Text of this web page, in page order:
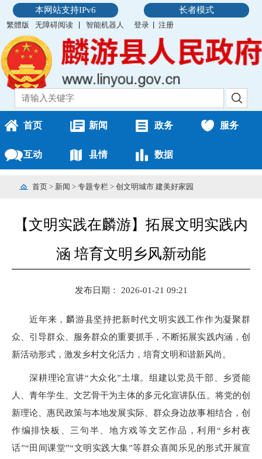
本网站支持IPv6 长者模式
繁體版 无障碍阅读 智能机器人 登录 注册
首页 新闻 政务 服务
互动 县情 数据
首页 > 新闻 > 专题专栏 > 创文明城市 建美好家园
【文明实践在麟游】拓展文明实践内
涵 培育文明乡风新动能
发布日期： 2026-01-21 09:21
近年来，麟游县坚持把新时代文明实践工作作为凝聚群
众、引导群众、服务群众的重要抓手，不断拓展实践内涵，创
新活动形式，激发乡村文化活力，培育文明和谐新风尚。
深耕理论宣讲“大众化”土壤。组建以党员干部、乡贤能
人、青年学生、文艺骨干为主体的多元化宣讲队伍。将党的创
新理论、惠民政策与本地发展实际、群众身边故事相结合，创
作编排快板、三句半、地方戏等文艺作品，利用“乡村夜
话”“田间课堂”“文明实践大集”等群众喜闻乐见的形式开展宣